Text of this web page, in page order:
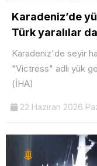
Karadeniz’de
Türk yaralılar
Karadeniz'de seyir
"Victress" adlı yük
(İHA)
22 Haziran 2026